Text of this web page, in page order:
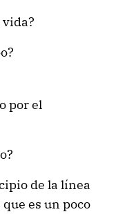
por el
de la línea
es un poco